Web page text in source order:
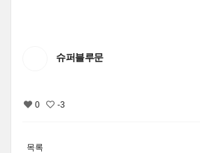
슈퍼블루문
0 -3
목록